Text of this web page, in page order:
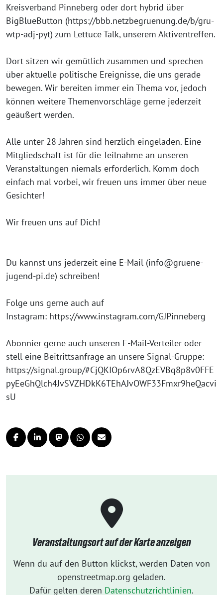
Kreisverband Pinneberg oder dort hybrid über
BigBlueButton (https://bbb.netzbegruenung.de/b/gru-
wtp-adj-pyt) zum Lettuce Talk, unserem Aktiventreffen.
Dort sitzen wir gemütlich zusammen und sprechen
über aktuelle politische Ereignisse, die uns gerade
bewegen. Wir bereiten immer ein Thema vor, jedoch
können weitere Themenvorschläge gerne jederzeit
geäußert werden.
Alle unter 28 Jahren sind herzlich eingeladen. Eine
Mitgliedschaft ist für die Teilnahme an unseren
Veranstaltungen niemals erforderlich. Komm doch
einfach mal vorbei, wir freuen uns immer über neue
Gesichter!
Wir freuen uns auf Dich!
Du kannst uns jederzeit eine E-Mail (info@gruene-
jugend-pi.de) schreiben!
Folge uns gerne auch auf
Instagram: https://www.instagram.com/GJPinneberg
Abonnier gerne auch unseren E-Mail-Verteiler oder
stell eine Beitrittsanfrage an unsere Signal-Gruppe:
https://signal.group/#CjQKIOp6rvA8QzEVBq8p8v0FFE
pyEeGhQlch4JvSVZHDkK6TEhAJvOWF33Fmxr9heQacvi
sU
Veranstaltungsort auf der Karte anzeigen
Wenn du auf den Button klickst, werden Daten von
openstreetmap.org geladen.
Dafür gelten deren Datenschutzrichtlinien.